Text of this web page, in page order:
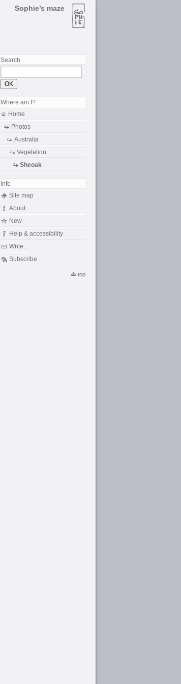
Sophie’s maze
Search
Where am I?
Home
Photos
Australia
Vegetation
Sheoak
Info
Site map
About
New
Help & accessibility
Write…
Subscribe
top